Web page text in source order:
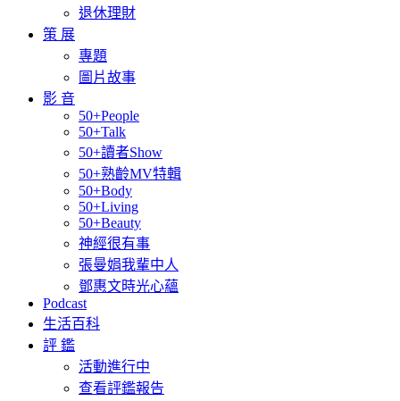
退休理財
策 展
專題
圖片故事
影 音
50+People
50+Talk
50+讀者Show
50+熟齡MV特輯
50+Body
50+Living
50+Beauty
神經很有事
張曼娟我輩中人
鄧惠文時光心蘊
Podcast
生活百科
評 鑑
活動進行中
查看評鑑報告